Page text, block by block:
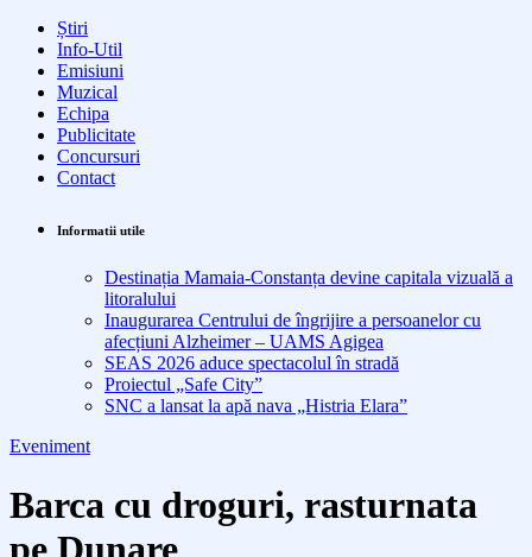
Știri
Info-Util
Emisiuni
Muzical
Echipa
Publicitate
Concursuri
Contact
Informatii utile
Destinația Mamaia-Constanța devine capitala vizuală a
litoralului
Inaugurarea Centrului de îngrijire a persoanelor cu
afecțiuni Alzheimer – UAMS Agigea
SEAS 2026 aduce spectacolul în stradă
Proiectul „Safe City”
SNC a lansat la apă nava „Histria Elara”
Eveniment
Barca cu droguri, rasturnata